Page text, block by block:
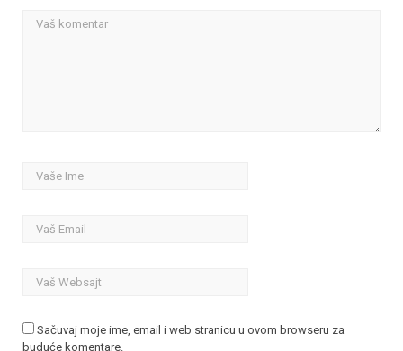
Sačuvaj moje ime, email i web stranicu u ovom browseru za
buduće komentare.